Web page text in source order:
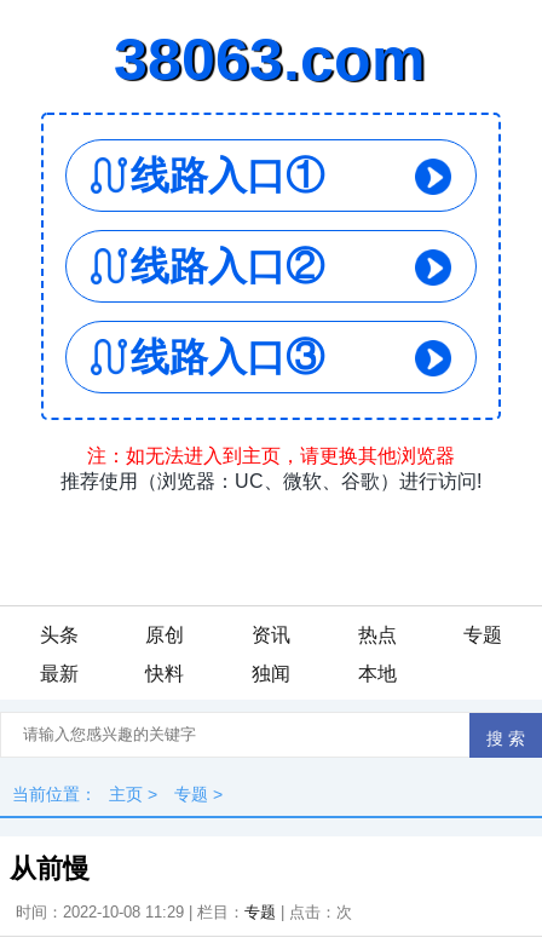
头条 原创 资讯 热点
专题
最新
快料 独闻 本地
当前位置： 主页 > 专题 >
从前慢
时间：2022-10-08 11:29 | 栏目： 专题 | 点击： 次